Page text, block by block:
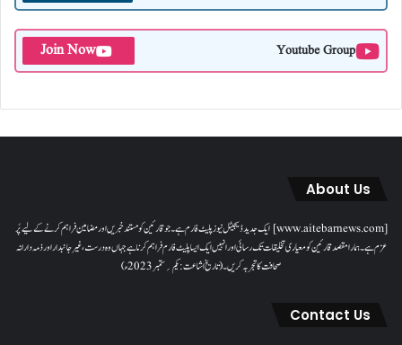
Youtube Group
Join Now
About Us
[www.aitebarnews.com] ایک جدید ڈیجیٹل نیوز پلیٹ فارم ہے۔ جو قارئین کو مستند خبریں اور مضامین فراہم کرنے کے لیے پُر
عزم ہے۔ ہمارا مقصدقارئین کو معیاری تخلیقات تک رسائی اور انہیں ایک ایسا پلیٹ فارم فراہم کرنا ہے جہاں وہ درست، غیر جانبدار اور ذمہ دارانہ
صحافت کا تجربہ کریں۔( تاریخ اشاعت : یکم؍ ستمبر 2023ء)
Contact Us